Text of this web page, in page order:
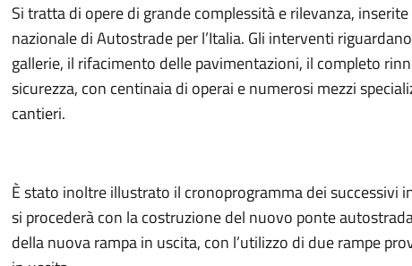
Si tratta di opere di grande complessità e rilevanza,
nazionale di Autostrade per l’Italia. Gli interventi
gallerie, il rifacimento delle pavimentazioni, il completo
sicurezza, con centinaia di operai e numerosi mezzi
cantieri.
È stato inoltre illustrato il cronoprogramma dei successivi
si procederà con la costruzione del nuovo ponte
della nuova rampa in uscita, con l’utilizzo di due rampe